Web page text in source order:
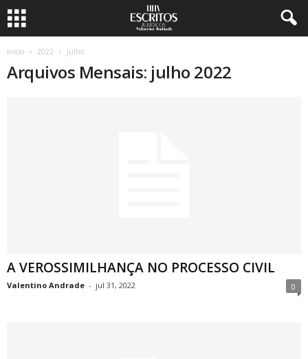
Início 2022 julho
Arquivos Mensais: julho 2022
A VEROSSIMILHANÇA NO PROCESSO CIVIL
Valentino Andrade - jul 31, 2022 0